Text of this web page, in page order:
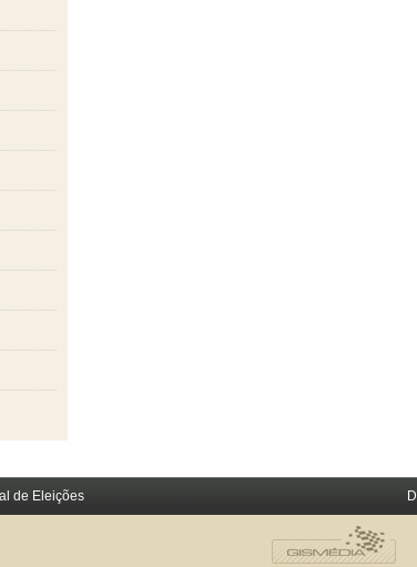
de Eleições